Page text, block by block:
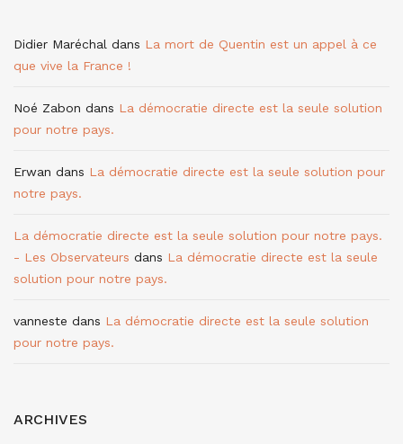
Didier Maréchal dans La mort de Quentin est un appel à ce
que vive la France !
Noé Zabon dans La démocratie directe est la seule solution
pour notre pays.
Erwan dans La démocratie directe est la seule solution pour
notre pays.
La démocratie directe est la seule solution pour notre pays.
- Les Observateurs dans La démocratie directe est la seule
solution pour notre pays.
vanneste dans La démocratie directe est la seule solution
pour notre pays.
ARCHIVES